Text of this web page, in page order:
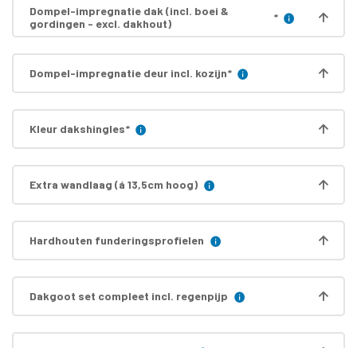
Dompel-impregnatie dak (incl. boei &
gordingen - excl. dakhout)
*
Dompel-impregnatie deur incl. kozijn*
Kleur dakshingles*
Extra wandlaag (á 13,5cm hoog)
Hardhouten funderingsprofielen
Dakgoot set compleet incl. regenpijp